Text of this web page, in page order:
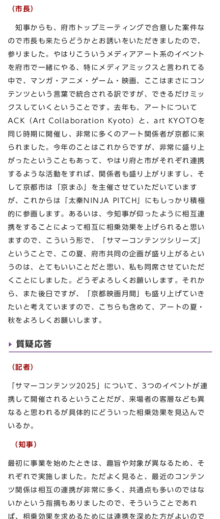
（市長）
知事からも、府市トップミーティングで合意した案件な
ので市長も来たらどうかとお誘いをいただきましたので、
参りました。やはりこういうメディアアート系のイベント
を府市で一緒にやる、特にメディアミックスと言われてる
中で、マンガ・アニメ・ゲーム・映画、ここはまさにコン
テンツという言葉で統合される訳ですが、できるだけミッ
クスしていくということです。去年も、アートについて
ACK（Art Collaboration Kyoto）と、art KYOTOを
同じ時期に開催し、非常に多くのアート関係者が京都に来
られました。今年のことはこれからですが、非常に盛り上
がったということもあって、やはり府と市がそれぞれ連携
するような活動をすれば、関係者も盛り上がりますし、そ
して京都市は「京まふ」を主催させていただいています
が、これからは「太秦NINJA PITCH」にもしっかり積極
的に参画します。あるいは、今知事が仰ったように相互連
携をすることによって相互に相乗効果を上げられると思い
ますので、こういう形で、「サマーコンテンツシリーズ」
ということで、この夏、府市共同の企画が盛り上がるとい
うのは、とてもいいことだと思い、私も同席させていただ
くことにしました。どうぞよろしくお願いします。それか
ら、また後日ですが、「京都映画月間」も盛り上げていき
たいと考えていますので、こちらも含めて、アートの夏・
秋をよろしくお願いします。
質疑応答
（記者）
「サマーコンテンツ2025」について、3つのイベントが連
携して開催されるということだが、来場者の客層なども異
なると思われるが具体的にどういった相乗効果を見込んで
いるか。
（知事）
最初に事業を始めたときは、趣旨や対象が異なるため、そ
れぞれで実施しました。ただよく見ると、最近のコンテン
ツ関係は相互の連携が非常に多く、共通点も多いのではな
いかという指摘もありましたので、そういうことであれ
ば、相乗効果を求めるためには連携を深めた方がよいので